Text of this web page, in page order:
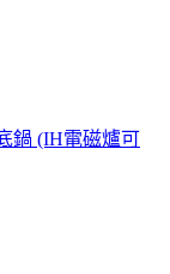
鍋 (IH電磁爐可